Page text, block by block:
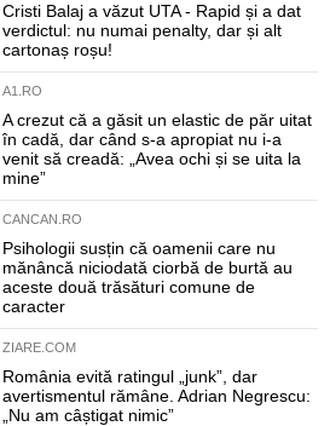
Cristi Balaj a văzut UTA - Rapid și a dat
verdictul: nu numai penalty, dar și alt
cartonaș roșu!
A1.RO
A crezut că a găsit un elastic de păr uitat
în cadă, dar când s-a apropiat nu i-a
venit să creadă: „Avea ochi și se uita la
mine”
CANCAN.RO
Psihologii susțin că oamenii care nu
mănâncă niciodată ciorbă de burtă au
aceste două trăsături comune de
caracter
ZIARE.COM
România evită ratingul „junk”, dar
avertismentul rămâne. Adrian Negrescu:
„Nu am câștigat nimic”